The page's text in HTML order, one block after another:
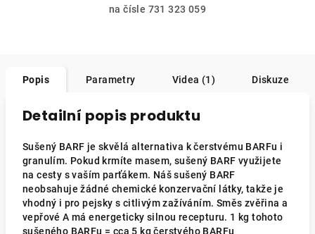
na čísle 731 323 059
Popis Parametry Videa (1) Diskuze
Detailní popis produktu
Sušený BARF je skvělá alternativa k čerstvému BARFu i
granulím. Pokud krmíte masem, sušený BARF využijete
na cesty s vaším parťákem. Náš sušený BARF
neobsahuje žádné chemické konzervační látky, takže je
vhodný i pro pejsky s citlivým zažíváním. Směs zvěřina a
vepřové A má energeticky silnou recepturu. 1 kg tohoto
sušeného BARFu = cca 5 kg čerstvého BARFu